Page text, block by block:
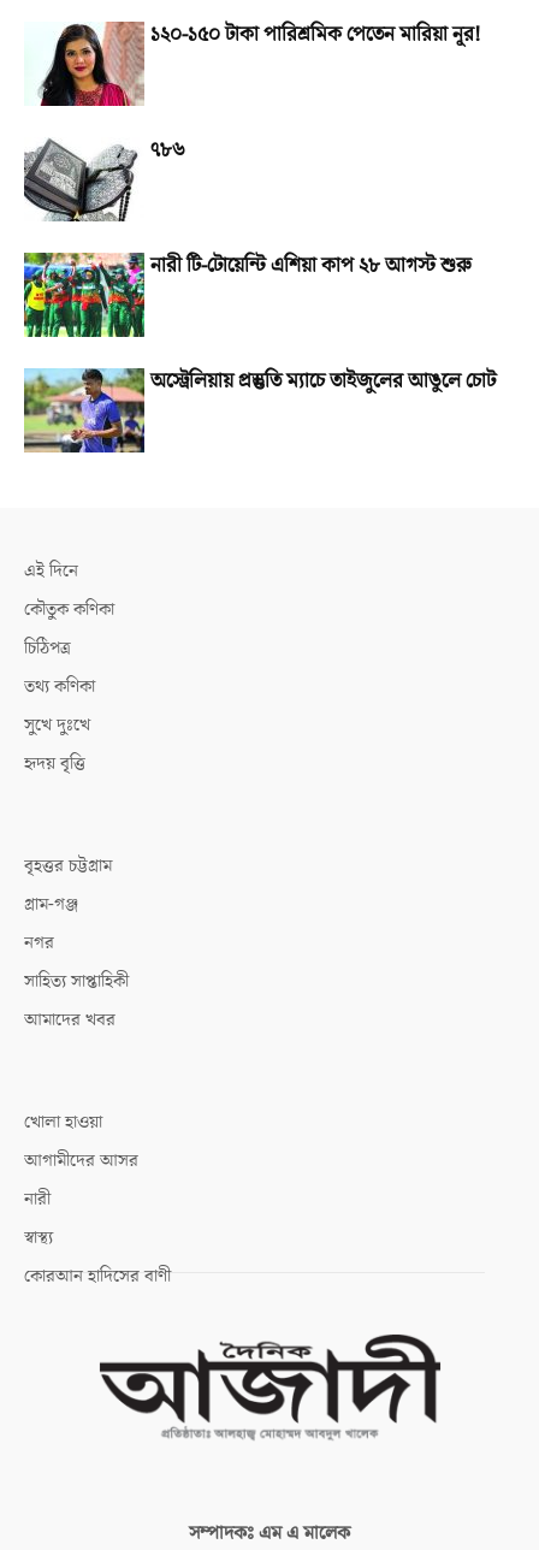
১২০-১৫০ টাকা পারিশ্রমিক পেতেন মারিয়া নূর!
৭৮৬
নারী টি-টোয়েন্টি এশিয়া কাপ ২৮ আগস্ট শুরু
অস্ট্রেলিয়ায় প্রস্তুতি ম্যাচে তাইজুলের আঙুলে চোট
এই দিনে
কৌতুক কণিকা
চিঠিপত্র
তথ্য কণিকা
সুখে দুঃখে
হৃদয় বৃত্তি
বৃহত্তর চট্টগ্রাম
গ্রাম-গঞ্জ
নগর
সাহিত্য সাপ্তাহিকী
আমাদের খবর
খোলা হাওয়া
আগামীদের আসর
নারী
স্বাস্থ্য
কোরআন হাদিসের বাণী
সম্পাদকঃএম এ মালেক